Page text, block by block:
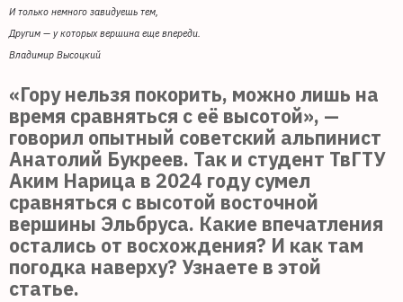
И только немного завидуешь тем,
Другим — у которых вершина еще впереди.
Владимир Высоцкий
«Гору нельзя покорить, можно лишь на
время сравняться с её высотой», —
говорил опытный советский альпинист
Анатолий Букреев. Так и студент ТвГТУ
Аким Нарица в 2024 году сумел
сравняться с высотой восточной
вершины Эльбруса. Какие впечатления
остались от восхождения? И как там
погодка наверху? Узнаете в этой
статье.